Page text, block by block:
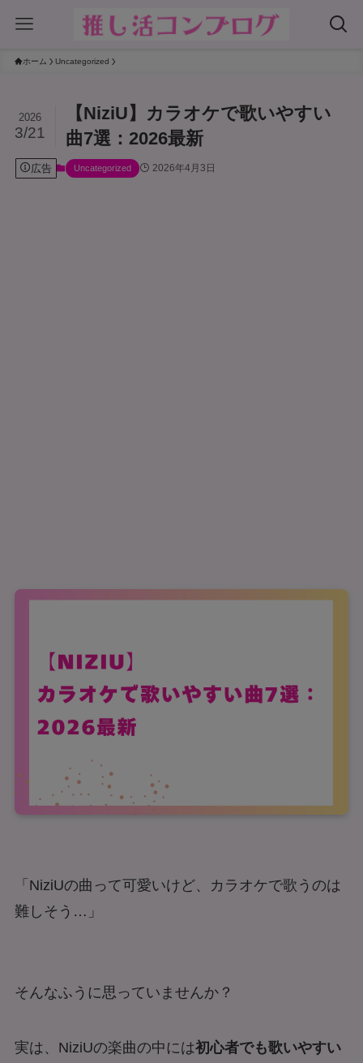
ホーム Uncategorized
【NiziU】カラオケで歌いやすい
曲7選：2026最新
2026
3/21
広告 Uncategorized 2026年4月3日
「NiziUの曲って可愛いけど、カラオケで歌うのは
難しそう…」
そんなふうに思っていませんか？
実は、NiziUの楽曲の中には初心者でも歌いやすい